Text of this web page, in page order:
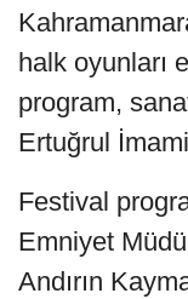
halk oyunları
program,
Ertuğrul
Festival
Emniyet
Andırın